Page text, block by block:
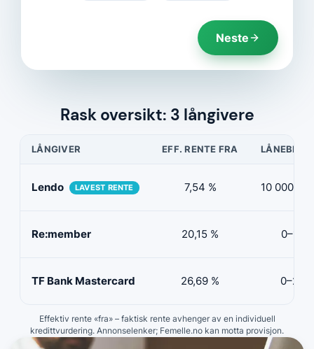
Neste
Rask oversikt: 3 långivere
LÅNGIVER EFF. RENTE FRA
Lendo LAVEST RENTE 7,54 % 10 000
Re:member 20,15 %
TF Bank Mastercard 26,69 %
Effektiv rente «fra» – faktisk rente avhenger av en individuell
kredittvurdering. Annonselenker; Femelle.no kan motta provisjon.